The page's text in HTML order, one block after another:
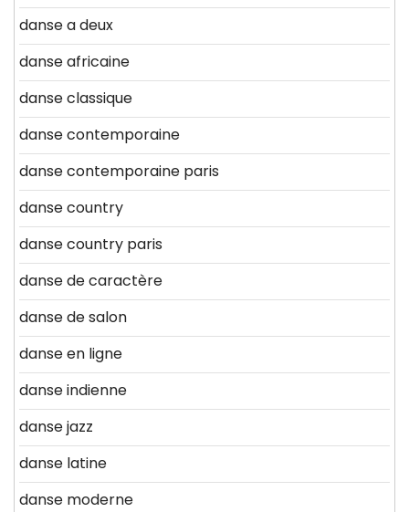
danse a deux
danse africaine
danse classique
danse contemporaine
danse contemporaine paris
danse country
danse country paris
danse de caractère
danse de salon
danse en ligne
danse indienne
danse jazz
danse latine
danse moderne